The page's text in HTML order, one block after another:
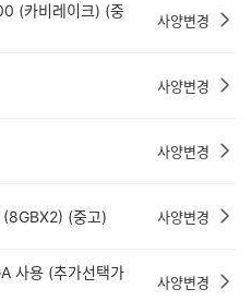
(카비레이크) (중
사양변경
사양변경
사양변경
(중고) 사양변경
사용 (추가선택가
사양변경